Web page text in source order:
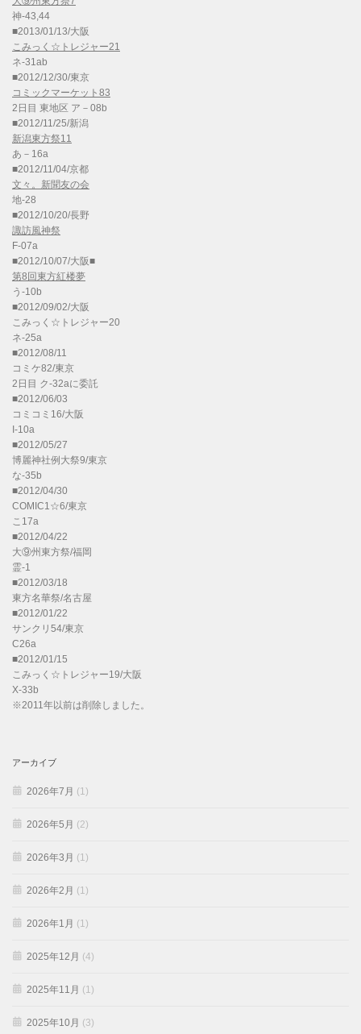
神-43,44
■2013/01/13/大阪
こみっく☆トレジャー21
ネ-31ab
■2012/12/30/東京
コミックマーケット83
2日目 東地区 ア－08b
■2012/11/25/新潟
新潟東方祭11
あ－16a
■2012/11/04/京都
文々。新聞友の会
地-28
■2012/10/20/長野
諏訪風神祭
F-07a
■2012/10/07/大阪■
第8回東方紅楼夢
う-10b
■2012/09/02/大阪
こみっく☆トレジャー20
ネ-25a
■2012/08/11
コミケ82/東京
2日目 ク-32aに委託
■2012/06/03
コミコミ16/大阪
I-10a
■2012/05/27
博麗神社例大祭9/東京
な-35b
■2012/04/30
COMIC1☆6/東京
こ17a
■2012/04/22
大⑨州東方祭/福岡
霊-1
■2012/03/18
東方名華祭/名古屋
■2012/01/22
サンクリ54/東京
C26a
■2012/01/15
こみっく☆トレジャー19/大阪
X-33b
※2011年以前は削除しました。
アーカイブ
2026年7月 (1)
2026年5月 (2)
2026年3月 (1)
2026年2月 (1)
2026年1月 (1)
2025年12月 (4)
2025年11月 (1)
2025年10月 (3)